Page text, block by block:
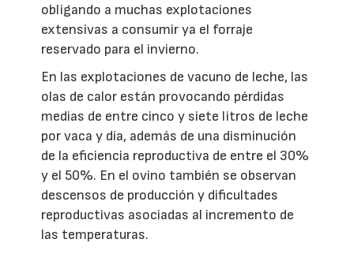
obligando a muchas explotaciones
extensivas a consumir ya el forraje
reservado para el invierno.
En las explotaciones de vacuno de leche, las
olas de calor están provocando pérdidas
medias de entre cinco y siete litros de leche
por vaca y día, además de una disminución
de la eficiencia reproductiva de entre el 30%
y el 50%. En el ovino también se observan
descensos de producción y dificultades
reproductivas asociadas al incremento de
las temperaturas.